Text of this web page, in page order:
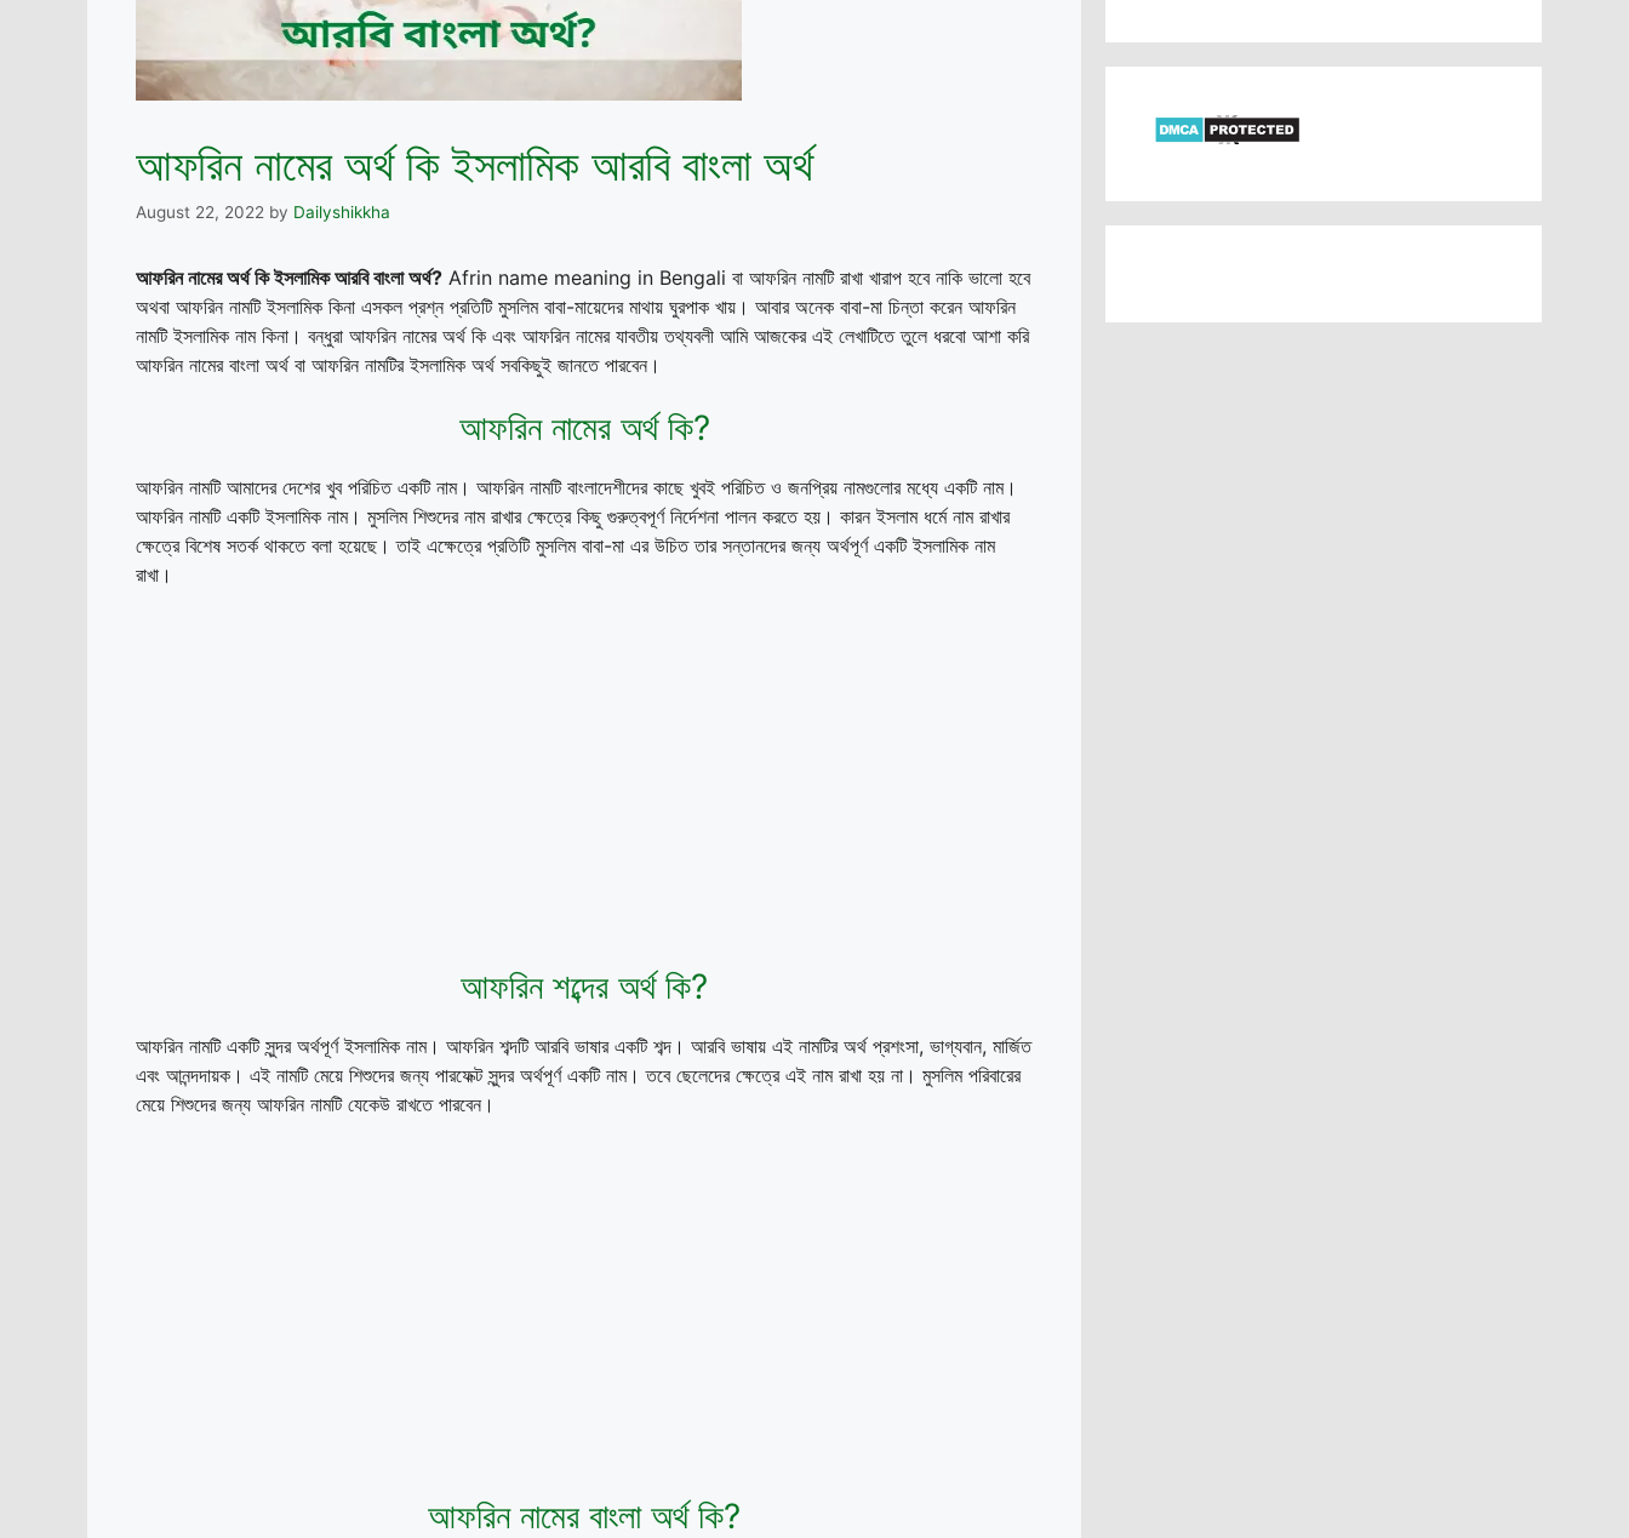
আফরিন নামের অর্থ কি ইসলামিক আরবি বাংলা অর্থ
August 22, 2022 by Dailyshikkha
আফরিন নামের অর্থ কি ইসলামিক আরবি বাংলা অর্থ? Afrin name meaning in Bengali বা আফরিন নামটি রাখা খারাপ হবে নাকি ভালো হবে
অথবা আফরিন নামটি ইসলামিক কিনা এসকল প্রশ্ন প্রতিটি মুসলিম বাবা-মায়েদের মাথায় ঘুরপাক খায়। আবার অনেক বাবা-মা চিন্তা করেন আফরিন
নামটি ইসলামিক নাম কিনা। বন্ধুরা আফরিন নামের অর্থ কি এবং আফরিন নামের যাবতীয় তথ্যবলী আমি আজকের এই লেখাটিতে তুলে ধরবো আশা করি
আফরিন নামের বাংলা অর্থ বা আফরিন নামটির ইসলামিক অর্থ সবকিছুই জানতে পারবেন।
আফরিন নামের অর্থ কি?
আফরিন নামটি আমাদের দেশের খুব পরিচিত একটি নাম। আফরিন নামটি বাংলাদেশীদের কাছে খুবই পরিচিত ও জনপ্রিয় নামগুলোর মধ্যে একটি নাম।
আফরিন নামটি একটি ইসলামিক নাম। মুসলিম শিশুদের নাম রাখার ক্ষেত্রে কিছু গুরুত্বপূর্ণ নির্দেশনা পালন করতে হয়। কারন ইসলাম ধর্মে নাম রাখার
ক্ষেত্রে বিশেষ সতর্ক থাকতে বলা হয়েছে। তাই এক্ষেত্রে প্রতিটি মুসলিম বাবা-মা এর উচিত তার সন্তানদের জন্য অর্থপূর্ণ একটি ইসলামিক নাম
রাখা।
আফরিন শব্দের অর্থ কি?
আফরিন নামটি একটি সুন্দর অর্থপূর্ণ ইসলামিক নাম। আফরিন শব্দটি আরবি ভাষার একটি শব্দ। আরবি ভাষায় এই নামটির অর্থ প্রশংসা, ভাগ্যবান, মার্জিত
এবং আনন্দদায়ক। এই নামটি মেয়ে শিশুদের জন্য পারফেক্ট সুন্দর অর্থপূর্ণ একটি নাম। তবে ছেলেদের ক্ষেত্রে এই নাম রাখা হয় না। মুসলিম পরিবারের
মেয়ে শিশুদের জন্য আফরিন নামটি যেকেউ রাখতে পারবেন।
আফরিন নামের বাংলা অর্থ কি?